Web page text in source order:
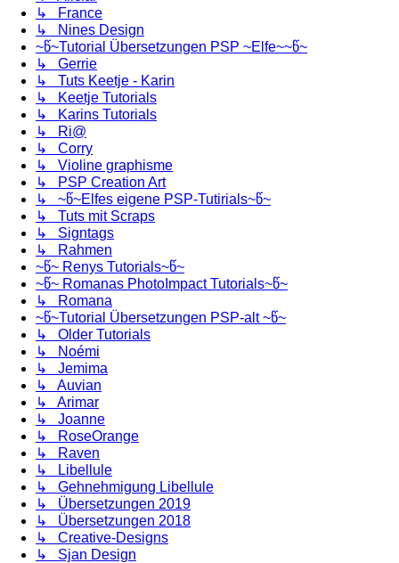
↳ France
↳ Nines Design
~წ~Tutorial Übersetzungen PSP ~Elfe~~წ~
↳ Gerrie
↳ Tuts Keetje - Karin
↳ Keetje Tutorials
↳ Karins Tutorials
↳ Ri@
↳ Corry
↳ Violine graphisme
↳ PSP Creation Art
↳ ~წ~Elfes eigene PSP-Tutirials~წ~
↳ Tuts mit Scraps
↳ Signtags
↳ Rahmen
~წ~ Renys Tutorials~წ~
~წ~ Romanas PhotoImpact Tutorials~წ~
↳ Romana
~წ~Tutorial Übersetzungen PSP-alt ~წ~
↳ Older Tutorials
↳ Noémi
↳ Jemima
↳ Auvian
↳ Arimar
↳ Joanne
↳ RoseOrange
↳ Raven
↳ Libellule
↳ Gehnehmigung Libellule
↳ Übersetzungen 2019
↳ Übersetzungen 2018
↳ Creative-Designs
↳ Sjan Design